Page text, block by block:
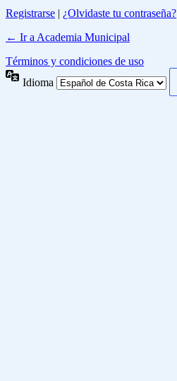
Registrarse | ¿Olvidaste tu contraseña?
← Ir a Academia Municipal
Términos y condiciones de uso
Idioma